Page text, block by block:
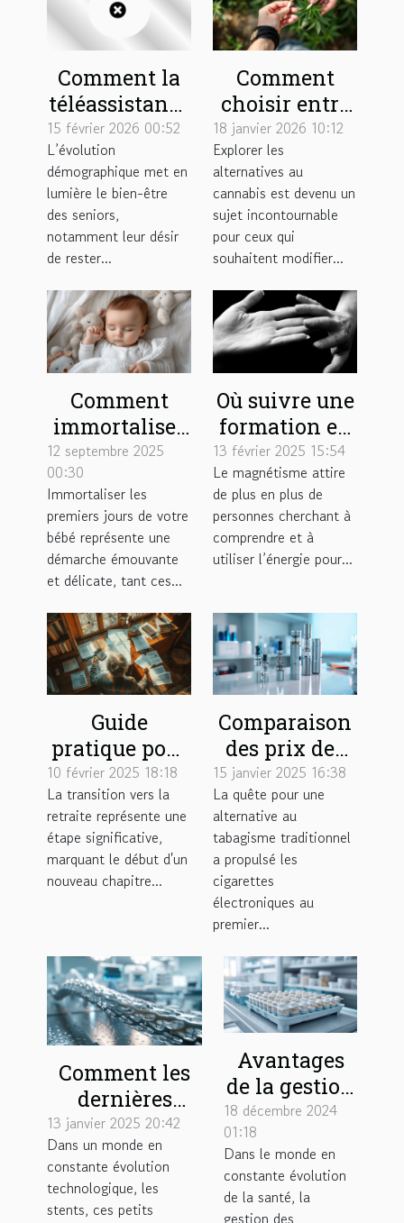
Comment la
téléassistance
à domicile
renforce
l'autonomie
des seniors ?
15 février 2026 00:52
L’évolution
démographique met en
lumière le bien-être
des seniors,
notamment leur désir
de rester...
Comment
choisir entre
une cigarette
de plantes et
un joint sans
cannabis ?
18 janvier 2026 10:12
Explorer les
alternatives au
cannabis est devenu un
sujet incontournable
pour ceux qui
souhaitent modifier...
Comment
immortaliser
les premiers
jours de votre
bébé avec
sensibilité?
12 septembre 2025
00:30
Immortaliser les
premiers jours de votre
bébé représente une
démarche émouvante
et délicate, tant ces...
Où suivre une
formation en
magnétisme ?
13 février 2025 15:54
Le magnétisme attire
de plus en plus de
personnes cherchant à
comprendre et à
utiliser l’énergie pour...
Guide
pratique pour
gérer son
budget une
fois à la
retraite
10 février 2025 18:18
La transition vers la
retraite représente une
étape significative,
marquant le début d'un
nouveau chapitre...
Comparaison
des prix des
cigarettes
électroniques
sur le marché
15 janvier 2025 16:38
La quête pour une
alternative au
tabagisme traditionnel
a propulsé les
cigarettes
électroniques au
premier...
Comment les
dernières
avancées
technologiques
améliorent la
durabilité des
13 janvier 2025 20:42
Dans un monde en
constante évolution
technologique, les
stents, ces petits
Avantages
de la gestion
externalisée
des piluliers
en structures
de soins
18 décembre 2024
01:18
Dans le monde en
constante évolution
de la santé, la
gestion des